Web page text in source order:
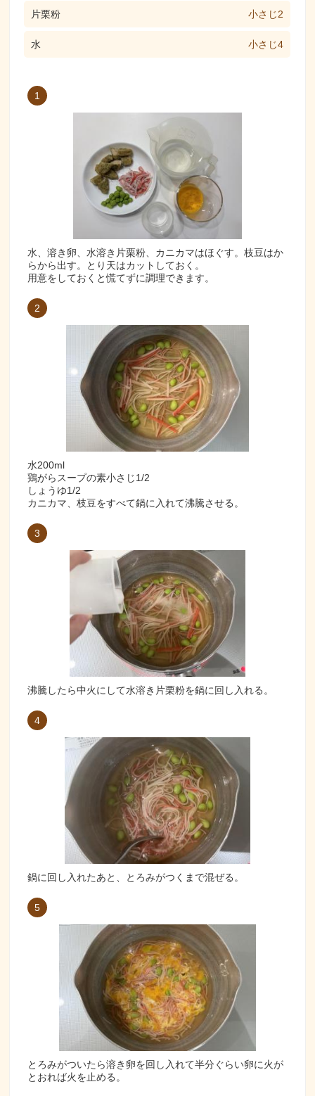
片栗粉 小さじ2
水 小さじ4
1
水、溶き卵、水溶き片栗粉、カニカマはほぐす。枝豆はか
らから出す。とり天はカットしておく。
用意をしておくと慌てずに調理できます。
2
水200ml
鶏がらスープの素小さじ1/2
しょうゆ1/2
カニカマ、枝豆をすべて鍋に入れて沸騰させる。
3
沸騰したら中火にして水溶き片栗粉を鍋に回し入れる。
4
鍋に回し入れたあと、とろみがつくまで混ぜる。
5
とろみがついたら溶き卵を回し入れて半分ぐらい卵に火が
とおれば火を止める。